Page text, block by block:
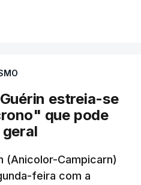
estreia-se
que pode
(Anicolor-Campicarn)
feira com a